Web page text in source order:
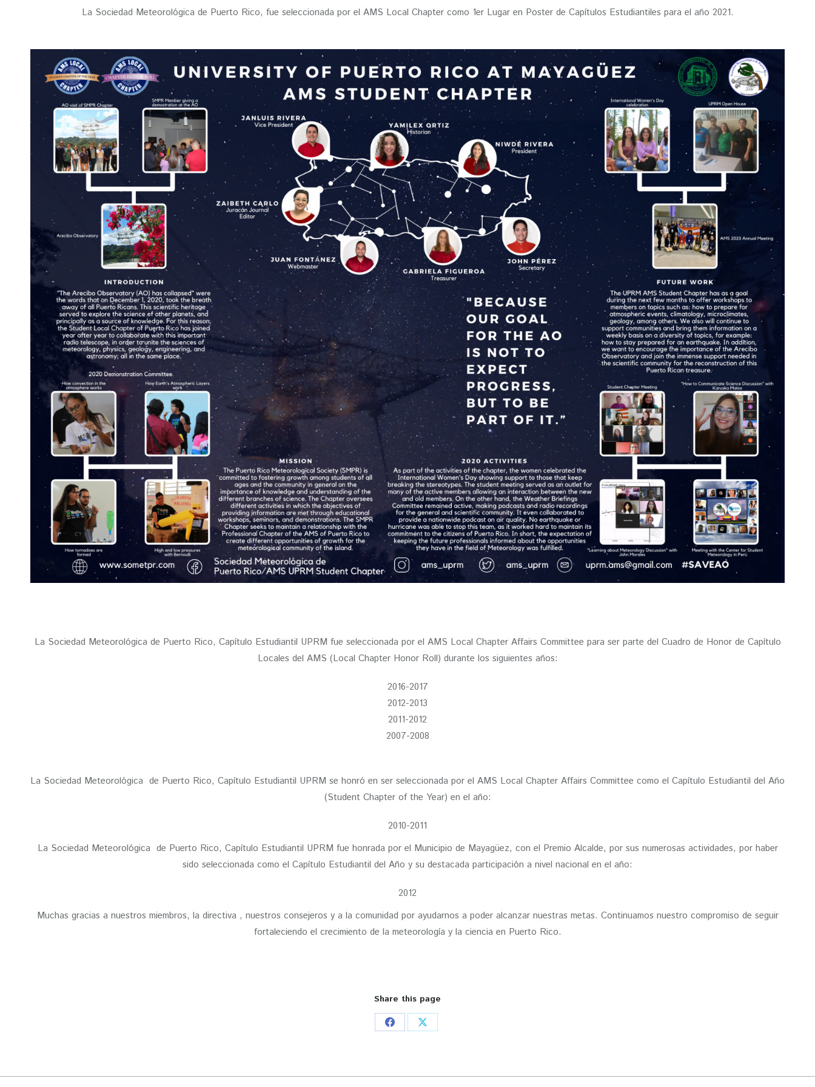
La Sociedad Meteorológica de Puerto Rico, fue seleccionada por el AMS Local Chapter como 1er Lugar en Poster de Capítulos Estudiantiles para el año 2021.
La Sociedad Meteorológica de Puerto Rico, Capítulo Estudiantil UPRM fue seleccionada por el AMS Local Chapter Affairs Committee para ser parte del Cuadro de Honor de Capítulo
Locales del AMS (Local Chapter Honor Roll) durante los siguientes años:
2016-2017
2012-2013
2011-2012
2007-2008
La Sociedad Meteorológica de Puerto Rico, Capítulo Estudiantil UPRM se honró en ser seleccionada por el AMS Local Chapter Affairs Committee como el Capítulo Estudiantil del Año
(Student Chapter of the Year) en el año:
2010-2011
La Sociedad Meteorológica de Puerto Rico, Capítulo Estudiantil UPRM fue honrada por el Municipio de Mayagüez, con el Premio Alcalde, por sus numerosas actividades, por haber
sido seleccionada como el Capítulo Estudiantil del Año y su destacada participación a nivel nacional en el año:
2012
Muchas gracias a nuestros miembros, la directiva , nuestros consejeros y a la comunidad por ayudarnos a poder alcanzar nuestras metas. Continuamos nuestro compromiso de seguir
fortaleciendo el crecimiento de la meteorología y la ciencia en Puerto Rico.
Share this page
Share
Share